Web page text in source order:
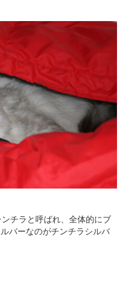
チラと呼ばれ、全体的にブ
バーなのがチンチラシルバ